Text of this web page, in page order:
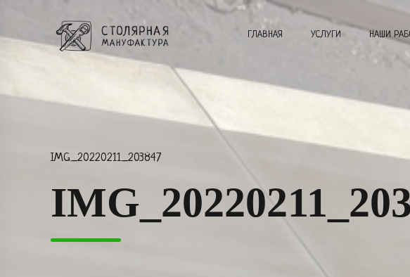
ГЛАВНАЯ УСЛУГИ НАШИ
IMG_20220211_203847